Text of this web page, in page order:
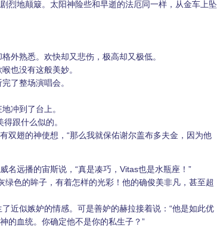
烈地颠簸。太阳神险些和早逝的法厄同一样，从金车上坠
熟悉。欢快却又悲伤，极高却又极低。
没有这般美妙。
整场演唱会。
冲到了台上。
跟什么似的。
翅的神使想，“那么我就保佑谢尔盖布多夫金，因为他
名远播的宙斯说，“真是凑巧，Vitas也是水瓶座！”
色的眸子，有着怎样的光彩！他的确俊美非凡，甚至超
似嫉妒的情感。可是善妒的赫拉接着说：“他是如此优
的血统。你确定他不是你的私生子？”